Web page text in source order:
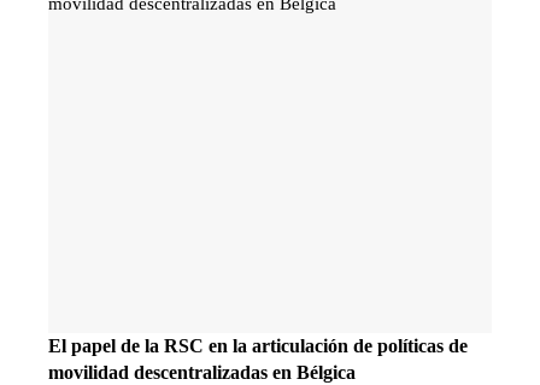
El papel de la RSC en la articulación de políticas de
movilidad descentralizadas en Bélgica